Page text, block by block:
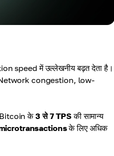
speed में उल्लेखनीय बढ़त देता है।
Network congestion, low-
Bitcoin के3 से 7 TPS की सामान्य
के लिए अधिक